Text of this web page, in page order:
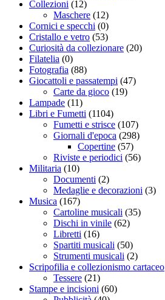
Collezioni (12)
Maschere (12)
Cornici e specchi (0)
Cristallo e vetro (53)
Curiosità da collezionare (20)
Filatelia (0)
Fotografia (88)
Giocattoli e passatempi (47)
Carte da gioco (19)
Lampade (11)
Libri e Fumetti (1104)
Fumetti e strisce (107)
Giornali d'epoca (298)
Copertine (57)
Riviste e periodici (56)
Militaria (10)
Documenti (2)
Medaglie e decorazioni (3)
Musica (167)
Cartoline musicali (35)
Dischi in vinile (62)
Libretti (16)
Spartiti musicali (50)
Strumenti musicali (2)
Scripofilia e collezionismo cartaceo
Tessere (21)
Stampe e incisioni (60)